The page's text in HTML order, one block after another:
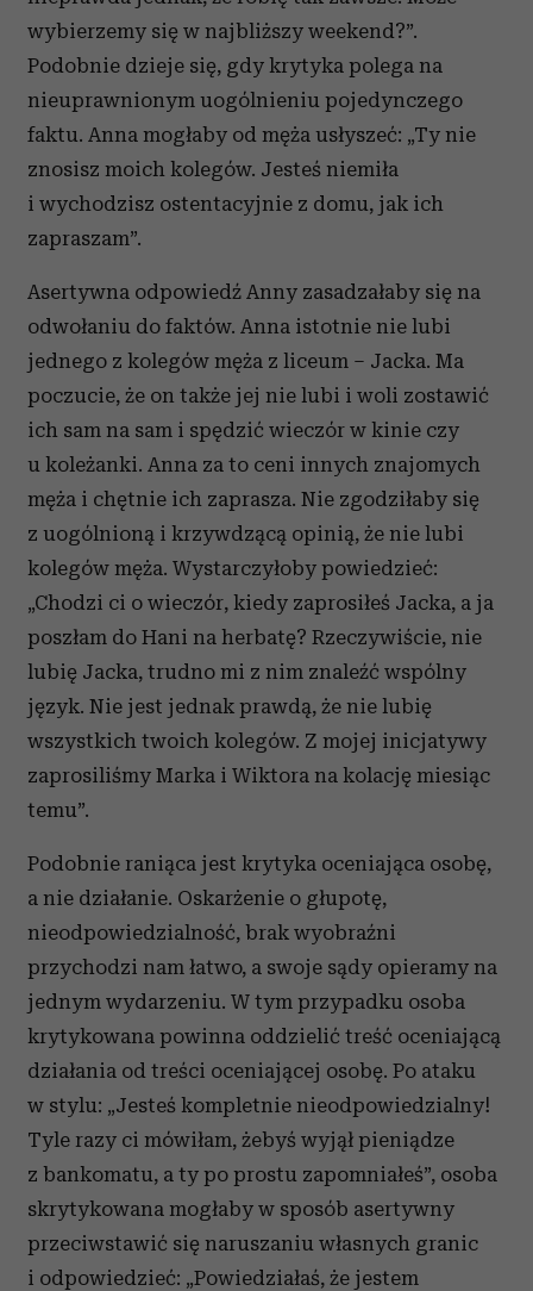
wybierzemy się w najbliższy weekend?”.
Podobnie dzieje się, gdy krytyka polega na
nieuprawnionym uogólnieniu pojedynczego
faktu. Anna mogłaby od męża usłyszeć: „Ty nie
znosisz moich kolegów. Jesteś niemiła
i wychodzisz ostentacyjnie z domu, jak ich
zapraszam”.
Asertywna odpowiedź Anny zasadzałaby się na
odwołaniu do faktów. Anna istotnie nie lubi
jednego z kolegów męża z liceum – Jacka. Ma
poczucie, że on także jej nie lubi i woli zostawić
ich sam na sam i spędzić wieczór w kinie czy
u koleżanki. Anna za to ceni innych znajomych
męża i chętnie ich zaprasza. Nie zgodziłaby się
z uogólnioną i krzywdzącą opinią, że nie lubi
kolegów męża. Wystarczyłoby powiedzieć:
„Chodzi ci o wieczór, kiedy zaprosiłeś Jacka, a ja
poszłam do Hani na herbatę? Rzeczywiście, nie
lubię Jacka, trudno mi z nim znaleźć wspólny
język. Nie jest jednak prawdą, że nie lubię
wszystkich twoich kolegów. Z mojej inicjatywy
zaprosiliśmy Marka i Wiktora na kolację miesiąc
temu”.
Podobnie raniąca jest krytyka oceniająca osobę,
a nie działanie. Oskarżenie o głupotę,
nieodpowiedzialność, brak wyobraźni
przychodzi nam łatwo, a swoje sądy opieramy na
jednym wydarzeniu. W tym przypadku osoba
krytykowana powinna oddzielić treść oceniającą
działania od treści oceniającej osobę. Po ataku
w stylu: „Jesteś kompletnie nieodpowiedzialny!
Tyle razy ci mówiłam, żebyś wyjął pieniądze
z bankomatu, a ty po prostu zapomniałeś”, osoba
skrytykowana mogłaby w sposób asertywny
przeciwstawić się naruszaniu własnych granic
i odpowiedzieć: „Powiedziałaś, że jestem